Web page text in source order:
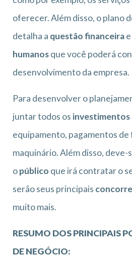
oferecer. Além disso, o plano
detalha a questão financeira
humanosque você poderá
desenvolvimento da empresa.
Para desenvolver o
juntar todos os investimentos
equipamento, pagamentos de
maquinário. Além disso,
opúblico que irá contratar o
serão seus principais
muito mais.
RESUMO DOS PRINCIPAIS
DE NEGÓCIO: